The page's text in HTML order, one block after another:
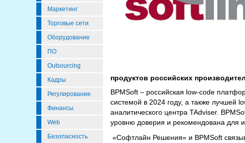
Маркетинг
Торговые сети
Оборудование
ПО
Outsourcing
Кадры
Регулирование
Финансы
Web
Безопасность
продуктов российских
BPMSoft – российская low-code
системой в 2024 году, а также лучшей
аналитического центра TAdviser.
уровню доверия и рекомендована для
«Софтлайн Решения» и BPMSoft